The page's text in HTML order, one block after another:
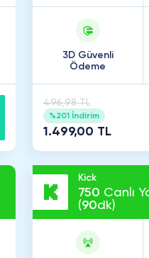
3D Güvenli
Ödeme
496,98 TL
%201 İndirim
1.499,00 TL
Kick
750 Canlı
(90dk)